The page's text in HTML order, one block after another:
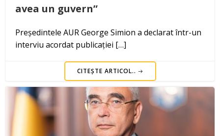
avea un guvern”
Președintele AUR George Simion a declarat într-un
interviu acordat publicației […]
CITEȘTE ARTICOL..